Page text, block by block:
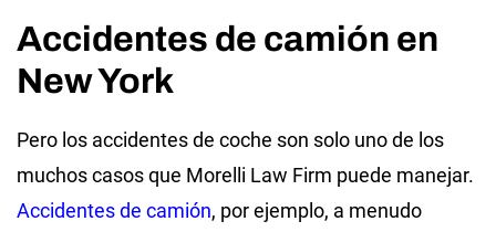
Accidentes de camión en
New York
Pero los accidentes de coche son solo uno de los
muchos casos que Morelli Law Firm puede manejar.
Accidentes de camión, por ejemplo, a menudo